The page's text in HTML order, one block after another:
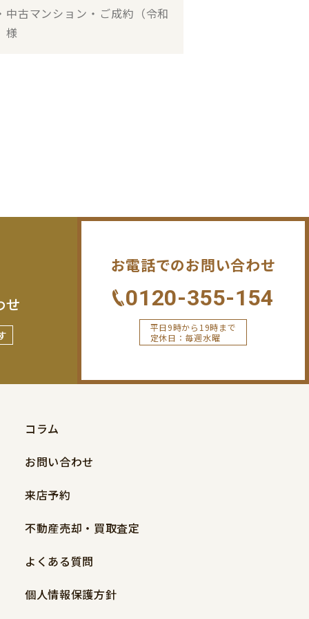
古マンション・ご成約（令和
せ
お電話でのお問い合わせ
0120-355-154
平日9時から19時まで
定休日：毎週水曜
コラム
お問い合わせ
来店予約
不動産売却・買取査定
よくある質問
個人情報保護方針